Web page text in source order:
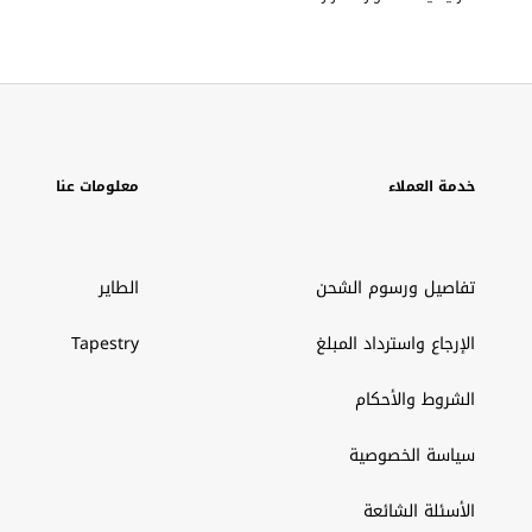
خدمة العملاء
تفاصيل ورسوم الشحن
الإرجاع واسترداد المبلغ
الشروط والأحكام
سياسة الخصوصية
الأسئلة الشائعة
معلومات عنا
الطاير
Tapestry